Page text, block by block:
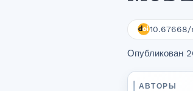
10.67668/
Опубликован
АВТОРЫ